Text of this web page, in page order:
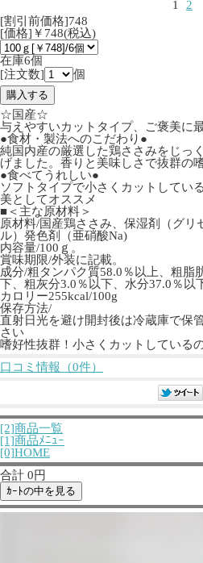
1
2
[割引前価格]748
[価格]￥748(税込)
在庫6個
[注文数]
個
☆国産☆
与えやすいカットタイプ、ご褒美に
●食材・製法へのこだわり●
純国内産の厳選した鶏ささみをじっ
げました。香りと美味しさで抜群の
●食べてうれしい●
ソフトタイプで小さくカットしてい
美としてオススメ
■＜主な原材料＞
原材料/国産鶏ささみ、保湿剤（グリ
ル）発色剤（亜硝酸Na)
内容量/100ｇ。
賞味期限/外装に記載。
成分/粗タンパク質58.0％以上、粗脂
下、粗灰分3.0％以下、水分37.0％以
カロリー255kcal/100g
保存方法/
直射日光を避け開封後は冷蔵庫で保
さい
嗜好性抜群！小さくカットしている
口コミ情報（0件）
[2]商品一覧
[1]商品ﾒﾆｭｰ
[0]HOME
合計 0円